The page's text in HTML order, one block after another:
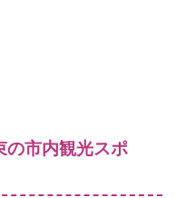
の市内観光スポ